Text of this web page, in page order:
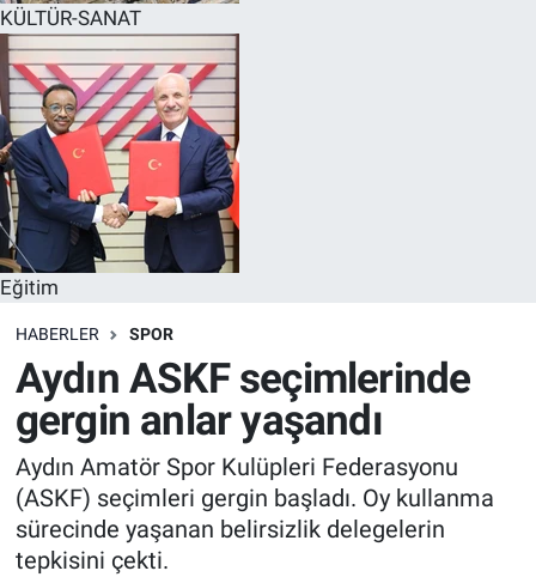
KÜLTÜR-SANAT
Eğitim
HABERLER SPOR
Aydın ASKF seçimlerinde
gergin anlar yaşandı
Aydın Amatör Spor Kulüpleri Federasyonu
(ASKF) seçimleri gergin başladı. Oy kullanma
sürecinde yaşanan belirsizlik delegelerin
tepkisini çekti.